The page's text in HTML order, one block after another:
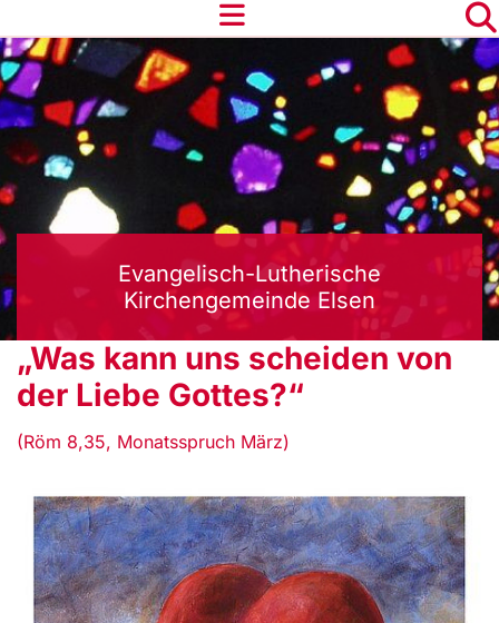
Evangelisch-Lutherische
Kirchengemeinde Elsen
„Was kann uns scheiden von
der Liebe Gottes?“
(Röm 8,35, Monatsspruch März)